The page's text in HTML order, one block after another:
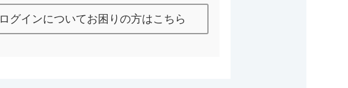
ログインについてお困りの方はこちら